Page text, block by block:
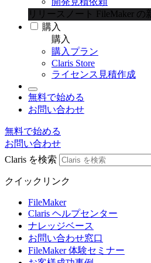
リリースノート
FileMaker の
購入
購入
購入プラン
Claris Store
ライセンス見積作成
無料で始める
お問い合わせ
無料で始める
お問い合わせ
Claris を検索
クイックリンク
FileMaker
Claris ヘルプセンター
ナレッジベース
お問い合わせ窓口
FileMaker 体験セミナー